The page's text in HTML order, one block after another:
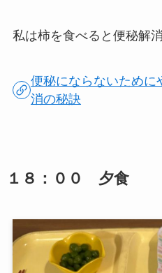
私は柿を食べると便秘解
便秘にならないために
消の秘訣
１８：００ 夕食